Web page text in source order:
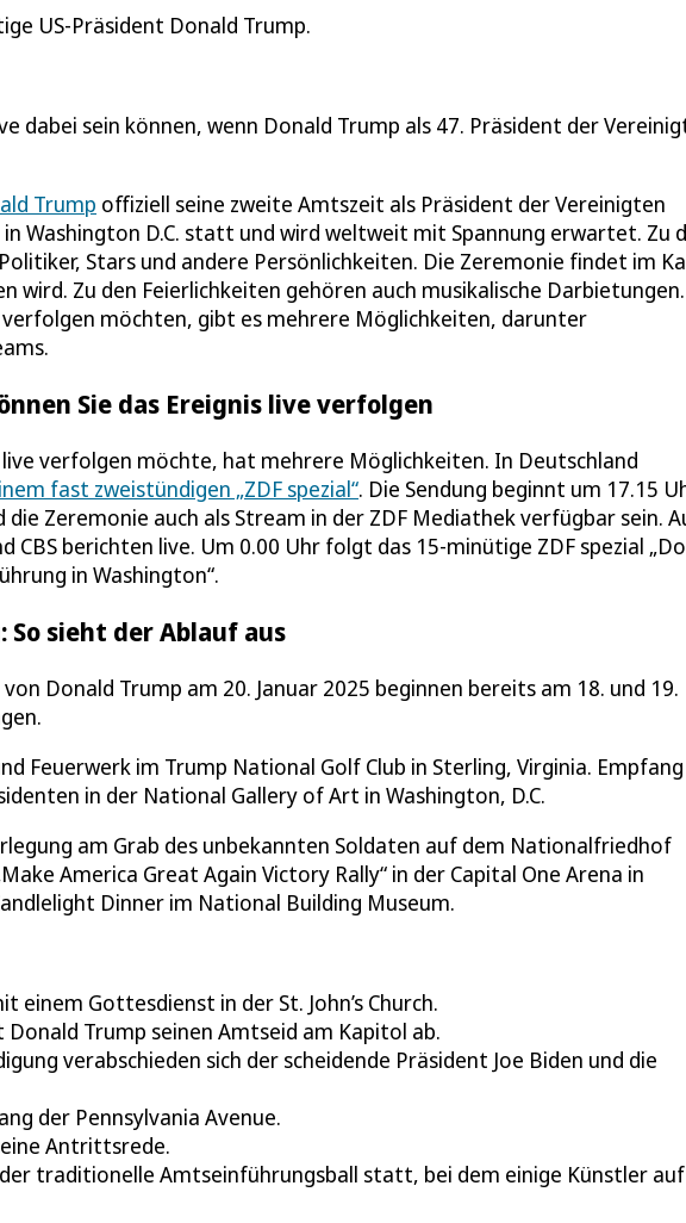
US-Präsident Donald Trump.
dabei sein können, wenn Donald Trump als 47. Präsident der
Trump offiziell seine zweite Amtszeit als Präsident der Vereinigten
Washington D.C. statt und wird weltweit mit Spannung erwartet. Zu
Stars und andere Persönlichkeiten. Die Zeremonie findet im
wird. Zu den Feierlichkeiten gehören auch musikalische
möchten, gibt es mehrere Möglichkeiten, darunter
Sie das Ereignis live verfolgen
verfolgen möchte, hat mehrere Möglichkeiten. In Deutschland
fast zweistündigen „ZDF spezial“. Die Sendung beginnt um 17.15
Zeremonie auch als Stream in der ZDF Mediathek verfügbar sein.
CBS berichten live. Um 0.00 Uhr folgt das 15-minütige ZDF spezial
in Washington“.
sieht der Ablauf aus
Donald Trump am 20. Januar 2025 beginnen bereits am 18. und 19.
Feuerwerk im Trump National Golf Club in Sterling, Virginia.
in der National Gallery of Art in Washington, D.C.
am Grab des unbekannten Soldaten auf dem Nationalfriedhof
America Great Again Victory Rally“ in der Capital One Arena in
Dinner im National Building Museum.
einem Gottesdienst in der St. John’s Church.
Trump seinen Amtseid am Kapitol ab.
verabschieden sich der scheidende Präsident Joe Biden und die
der Pennsylvania Avenue.
Antrittsrede.
traditionelle Amtseinführungsball statt, bei dem einige Künstler